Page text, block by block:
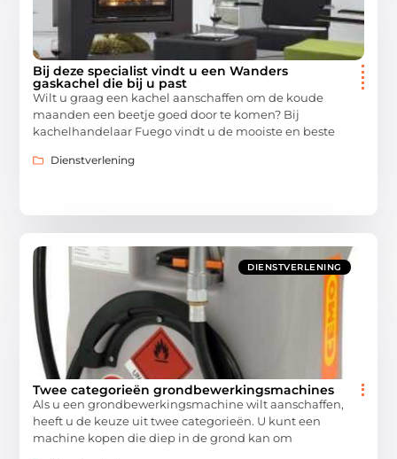
Bij deze specialist vindt u een Wanders
gaskachel die bij u past
Wilt u graag een kachel aanschaffen om de koude
maanden een beetje goed door te komen? Bij
kachelhandelaar Fuego vindt u de mooiste en beste
Dienstverlening
DIENSTVERLENING
Twee categorieën grondbewerkingsmachines
Als u een grondbewerkingsmachine wilt aanschaffen,
heeft u de keuze uit twee categorieën. U kunt een
machine kopen die diep in de grond kan om